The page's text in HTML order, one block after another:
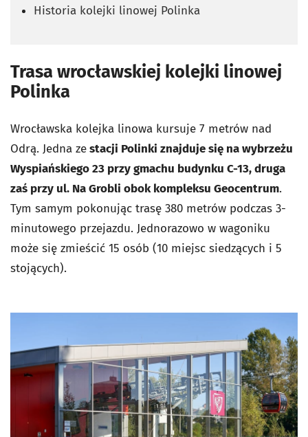
Historia kolejki linowej Polinka
Trasa wrocławskiej kolejki linowej
Polinka
Wrocławska kolejka linowa kursuje 7 metrów nad
Odrą. Jedna zestacji Polinki znajduje się na wybrzeżu
Wyspiańskiego 23 przy gmachu budynku C-13, druga
zaś przy ul. Na Grobli obok kompleksu Geocentrum.
Tym samym pokonując trasę 380 metrów podczas 3-
minutowego przejazdu. Jednorazowo w wagoniku
może się zmieścić 15 osób (10 miejsc siedzących i 5
stojących).